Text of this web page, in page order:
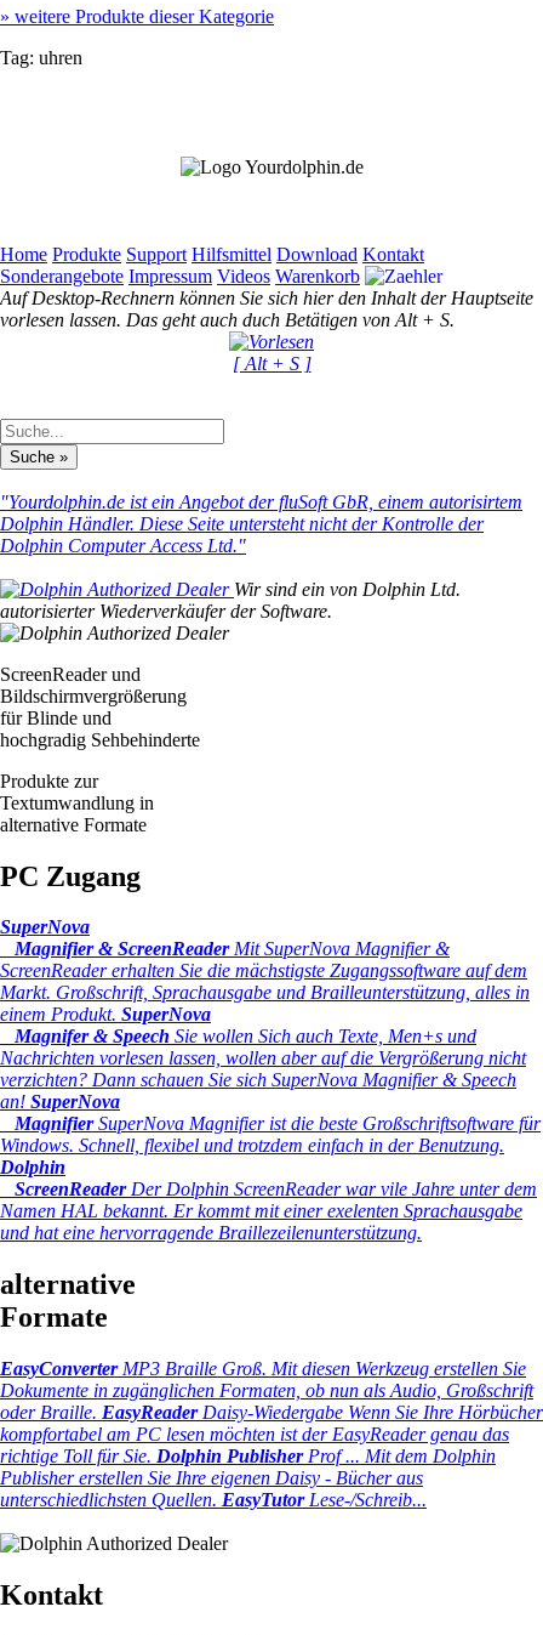
» weitere Produkte dieser Kategorie
Tag: uhren
Home Produkte Support Hilfsmittel Download Kontakt
Sonderangebote Impressum Videos Warenkorb
Auf Desktop-Rechnern können Sie sich hier den Inhalt der Hauptseite
vorlesen lassen. Das geht auch duch Betätigen von Alt + S.
[ Alt + S ]
"Yourdolphin.de ist ein Angebot der fluSoft GbR, einem autorisirtem
Dolphin Händler. Diese Seite untersteht nicht der Kontrolle der
Dolphin Computer Access Ltd."
Wir sind ein von Dolphin Ltd.
autorisierter Wiederverkäufer der Software.
ScreenReader und
Bildschirmvergrößerung
für Blinde und
hochgradig Sehbehinderte
Produkte zur
Textumwandlung in
alternative Formate
PC Zugang
SuperNova
Magnifier & ScreenReaderMit SuperNova Magnifier &
ScreenReader erhalten Sie die mächstigste Zugangssoftware auf dem
Markt. Großschrift, Sprachausgabe und Brailleunterstützung, alles in
einem Produkt. SuperNova
Magnifer & Speech Sie wollen Sich auch Texte, Men+s und
Nachrichten vorlesen lassen, wollen aber auf die Vergrößerung nicht
verzichten? Dann schauen Sie sich SuperNova Magnifier & Speech
an! SuperNova
MagnifierSuperNova Magnifier ist die beste Großschriftsoftware für
Windows. Schnell, flexibel und trotzdem einfach in der Benutzung.
Dolphin
ScreenReaderDer Dolphin ScreenReader war vile Jahre unter dem
Namen HAL bekannt. Er kommt mit einer exelenten Sprachausgabe
und hat eine hervorragende Braillezeilenunterstützung.
alternative
Formate
EasyConverterMP3 Braille Groß. Mit diesen Werkzeug erstellen Sie
Dokumente in zugänglichen Formaten, ob nun als Audio, Großschrift
oder Braille. EasyReaderDaisy-Wiedergabe Wenn Sie Ihre Hörbücher
kompfortabel am PC lesen möchten ist der EasyReader genau das
richtige Toll für Sie. Dolphin PublisherProf ... Mit dem Dolphin
Publisher erstellen Sie Ihre eigenen Daisy - Bücher aus
unterschiedlichsten Quellen. EasyTutorLese-/Schreib...
Kontakt